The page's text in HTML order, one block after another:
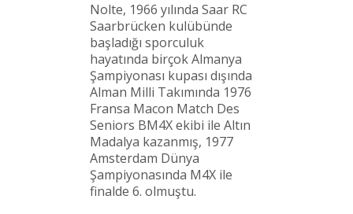
Nolte, 1966 yılında Saar RC
Saarbrücken kulübünde
başladığı sporculuk
hayatında birçok Almanya
Şampiyonası kupası dışında
Alman Milli Takımında 1976
Fransa Macon Match Des
Seniors BM4X ekibi ile Altın
Madalya kazanmış, 1977
Amsterdam Dünya
Şampiyonasında M4X ile
finalde 6. olmuştu.